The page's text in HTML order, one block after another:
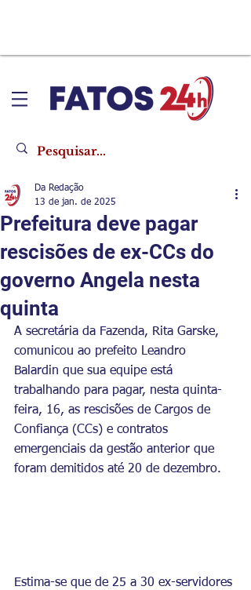
​Prefeitura deve pagar
rescisões de ex-CCs do
governo Angela nesta
quinta
Da Redação
13 de jan. de 2025
A secretária da Fazenda, Rita Garske,
comunicou ao prefeito Leandro
Balardin que sua equipe está
trabalhando para pagar, nesta quinta-
feira, 16, as rescisões de Cargos de
Confiança (CCs) e contratos
emergenciais da gestão anterior que
foram demitidos até 20 de dezembro.
Estima-se que de 25 a 30 ex-servidores